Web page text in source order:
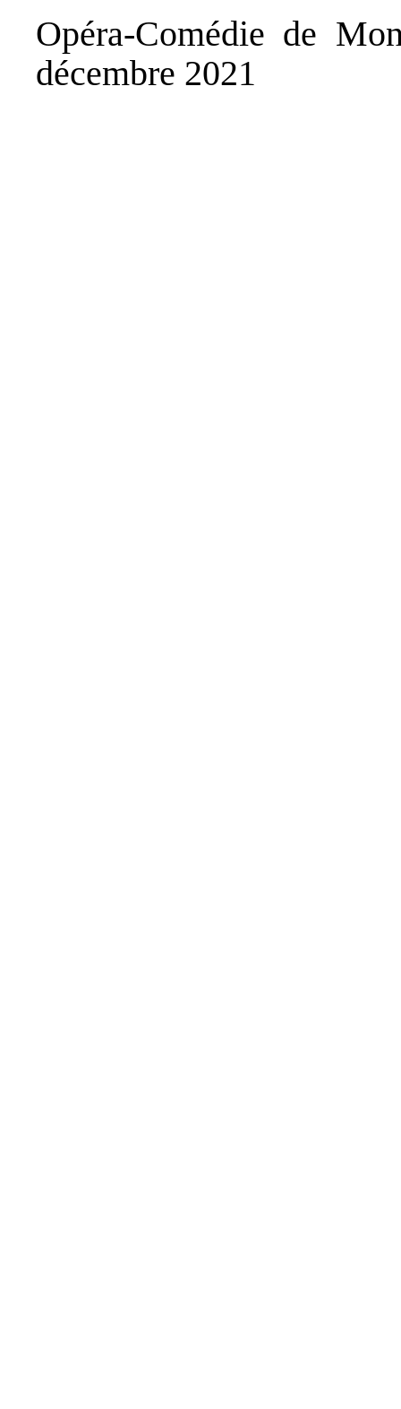
Opéra-Comédie de
décembre 2021